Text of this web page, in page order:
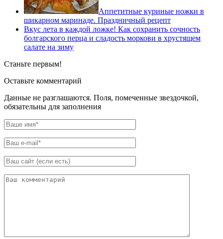
Аппетитные куриные ножки в
шикарном маринаде. Праздничный рецепт
Вкус лета в каждой ложке! Как сохранить сочность
болгарского перца и сладость моркови в хрустящем
салате на зиму
Станьте первым!
Оставьте комментарий
Данные не разглашаются. Поля, помеченные звездочкой,
обязательны для заполнения